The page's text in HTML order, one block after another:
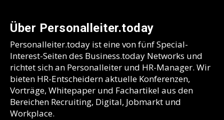
Über Personalleiter.today
Personalleiter.today ist eine von fünf Special-
Interest-Seiten des Business.today Networks und
richtet sich an Personalleiter und HR-Manager. Wir
bieten HR-Entscheidern aktuelle Konferenzen,
Vorträge, Whitepaper und Fachartikel aus den
Bereichen Recruiting, Digital, Jobmarkt und
Workplace.